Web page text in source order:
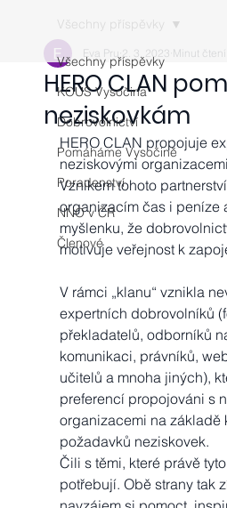
Všechny příspěvky
KOUS Vysočina
Dobrovolnictví
Pomáháme Vysočině
Poradenství
NNO v ČR
Členové
Všechny příspěvky
HERO CLAN
neziskovkám
Eva Pru 2. 3. 2023 Minut
HERO CLAN propojuje
neziskovými
Vznikem tohoto
organizacím čas i peníze
myšlenku, že
motivuje veřejnost k
V rámci „klanu“ vznikla
expertních dobrovolníků
překladatelů, odborníků
komunikaci, právníků,
učitelů a mnoha jiných),
preferencí propojováni s
organizacemi na základě
požadavků neziskovek.
Čili s těmi, které právě
potřebují. Obě strany tak